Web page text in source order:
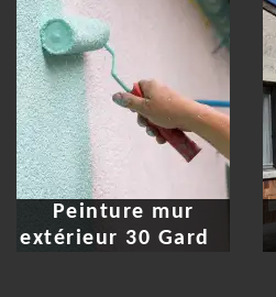
Peinture mur
extérieur 30 Gard